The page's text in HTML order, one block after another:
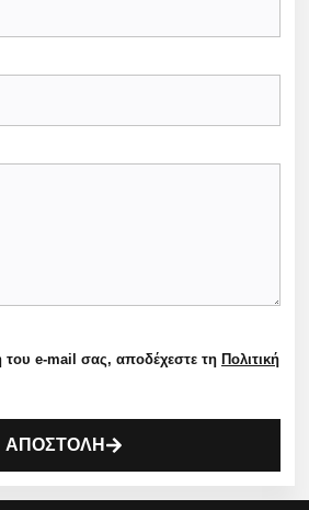
e-mail σας, αποδέχεστε τη Πολιτική
ΑΠΟΣΤΟΛΗ